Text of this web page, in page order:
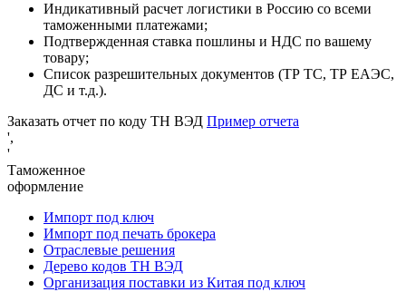
Индикативный расчет логистики в Россию со всеми
таможенными платежами;
Подтвержденная ставка пошлины и НДС по вашему
товару;
Список разрешительных документов (ТР ТС, ТР ЕАЭС,
ДС и т.д.).
Заказать отчет по коду ТН ВЭД Пример отчета
',
'
Таможенное
оформление
Импорт под ключ
Импорт под печать брокера
Отраслевые решения
Дерево кодов ТН ВЭД
Организация поставки из Китая под ключ